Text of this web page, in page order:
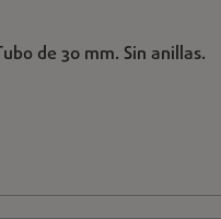
de 30 mm. Sin anillas.